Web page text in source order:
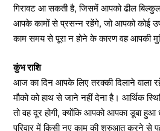
गिरावट आ सकती है, जिसमें आपको ढील
आपके कामों से प्रसन्न रहेंगे, जो आपको कोई
काम समय से पूरा न होने के कारण वह आपकी
कुंभ राशि
आज का दिन आपके लिए तरक्की दिलाने वाला
मौको को हाथ से जाने नहीं देना है। आर्थिक
तो वह दूर होगी, क्योंकि आपको आपका डूबा
परिवार में किसी नए काम की शुरुआत करने से